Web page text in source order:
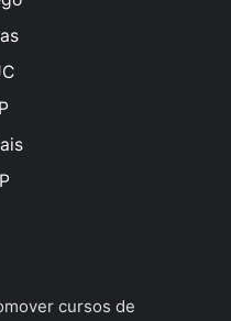
cursos de